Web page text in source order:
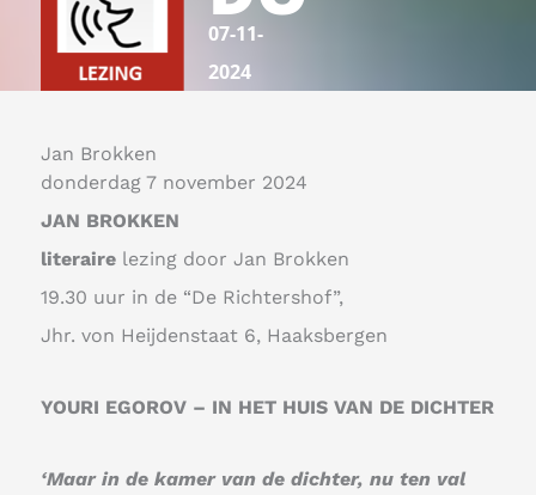
07-11-
2024
Jan Brokken
donderdag 7 november 2024
JAN BROKKEN
literaire lezing door Jan Brokken
19.30 uur in de “De Richtershof”,
Jhr. von Heijdenstaat 6, Haaksbergen
YOURI EGOROV – IN HET HUIS VAN DE DICHTER
‘Maar in de kamer van de dichter, nu ten val